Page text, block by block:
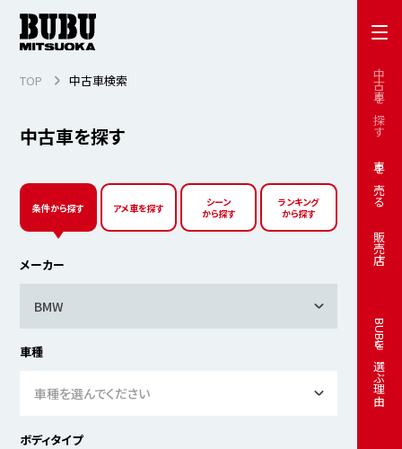
中古車を探す
車を売る
販売店
BUBUを選ぶ理由
中古車を探す
TOP 中古車検索
条件から探す アメ車を探す
シーン
から探す
ランキング
から探す
メーカー
BMW
車種
車種を選んでください
ボディタイプ